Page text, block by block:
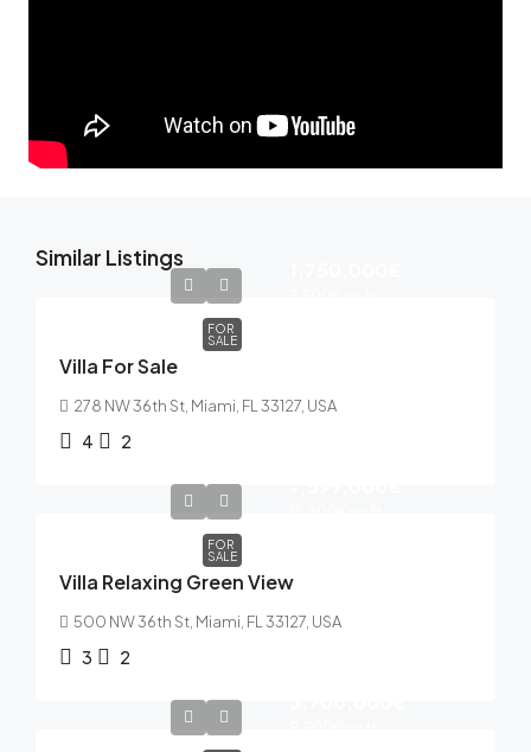
Similar Listings
FOR
SALE
Villa For Sale
278 NW 36th St, Miami, FL 33127, USA
4 2
FOR
SALE
Villa Relaxing Green View
500 NW 36th St, Miami, FL 33127, USA
3 2